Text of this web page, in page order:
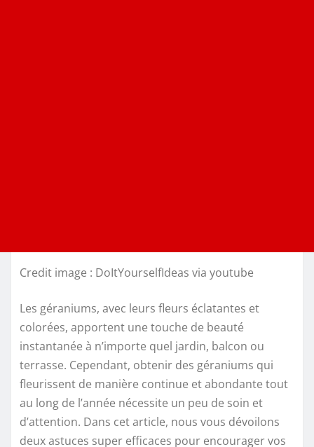
Credit image : DoItYourselfIdeas via youtube
Les géraniums, avec leurs fleurs éclatantes et
colorées, apportent une touche de beauté
instantanée à n’importe quel jardin, balcon ou
terrasse. Cependant, obtenir des géraniums qui
fleurissent de manière continue et abondante tout
au long de l’année nécessite un peu de soin et
d’attention. Dans cet article, nous vous dévoilons
deux astuces super efficaces pour encourager vos